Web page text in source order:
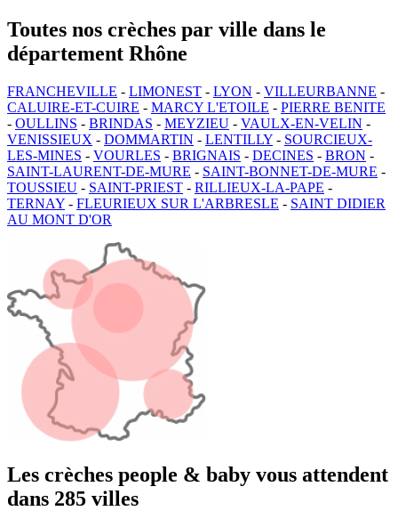
Toutes nos crèches par ville dans le
département Rhône
FRANCHEVILLE - LIMONEST - LYON - VILLEURBANNE -
CALUIRE-ET-CUIRE - MARCY L'ETOILE - PIERRE BENITE
- OULLINS - BRINDAS - MEYZIEU - VAULX-EN-VELIN -
VENISSIEUX - DOMMARTIN - LENTILLY - SOURCIEUX-
LES-MINES - VOURLES - BRIGNAIS - DECINES - BRON -
SAINT-LAURENT-DE-MURE - SAINT-BONNET-DE-MURE -
TOUSSIEU - SAINT-PRIEST - RILLIEUX-LA-PAPE -
TERNAY - FLEURIEUX SUR L'ARBRESLE - SAINT DIDIER
AU MONT D'OR
Les crèches people & baby vous attendent
dans 285 villes